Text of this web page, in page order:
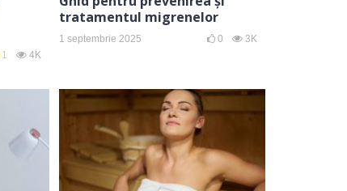
1 4K
tratamentul migrenelor
1 septembrie 2025 0 3K